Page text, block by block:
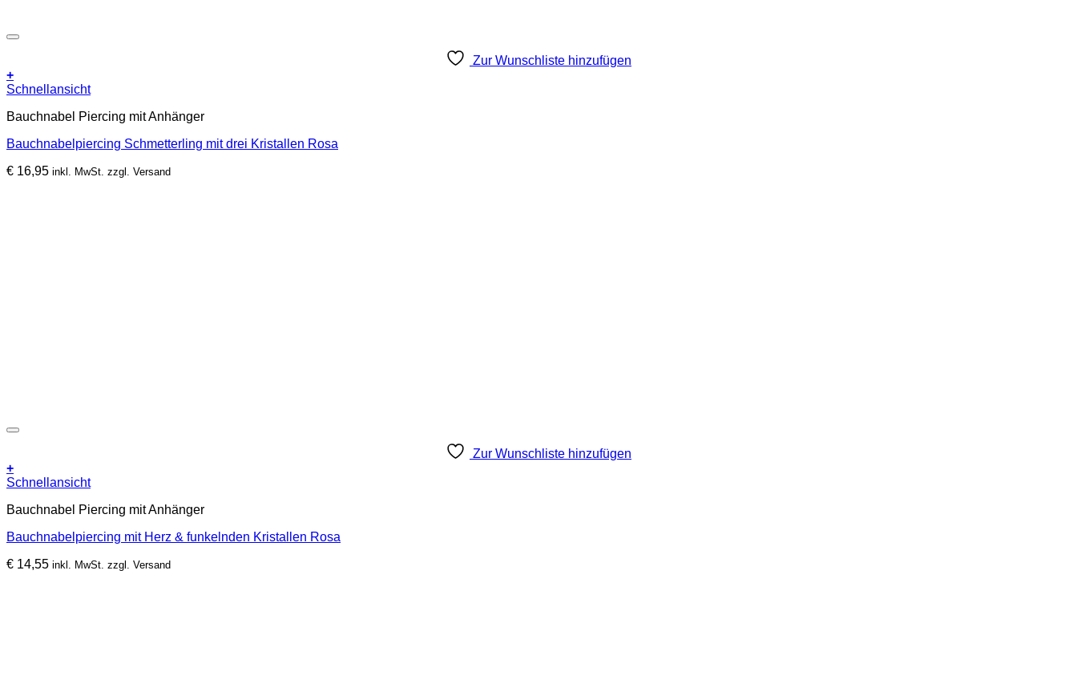
Zur Wunschliste hinzufügen
+
Schnellansicht
Bauchnabel Piercing mit Anhänger
Bauchnabelpiercing Schmetterling mit drei Kristallen Rosa
€ 16,95 inkl. MwSt. zzgl. Versand
Zur Wunschliste hinzufügen
+
Schnellansicht
Bauchnabel Piercing mit Anhänger
Bauchnabelpiercing mit Herz & funkelnden Kristallen Rosa
€ 14,55 inkl. MwSt. zzgl. Versand